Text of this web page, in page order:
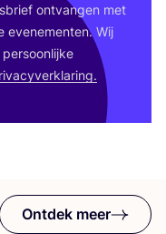
Ontdek meer
ont­van­gen met
eve­ne­men­ten. Wij